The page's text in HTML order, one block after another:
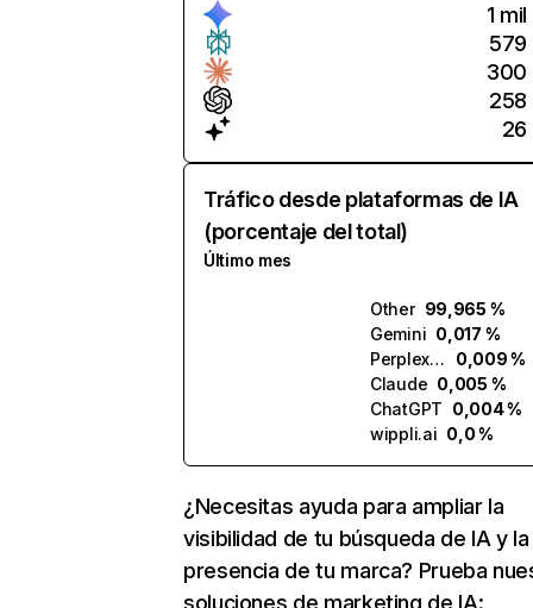
1 mil
579
300
258
26
Tráfico desde plataformas de IA
(porcentaje del total)
Último mes
Other 99,965 %
Gemini 0,017 %
Perplexity
0,009 %
Claude 0,005 %
ChatGPT 0,004 %
wippli.ai 0,0 %
¿Necesitas ayuda para ampliar la
visibilidad de tu búsqueda de IA y la
presencia de tu marca? Prueba
soluciones de marketing de IA: